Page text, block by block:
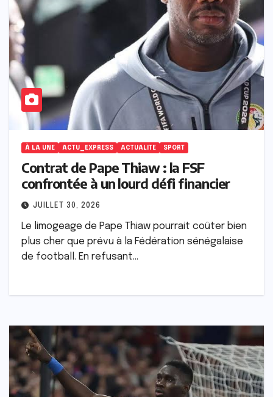
À LA UNE ACTU_EXPRESS ACTUALITE SPORT
Contrat de Pape Thiaw : la FSF
confrontée à un lourd défi financier
JUILLET 30, 2026
Le limogeage de Pape Thiaw pourrait coûter bien
plus cher que prévu à la Fédération sénégalaise
de football. En refusant…